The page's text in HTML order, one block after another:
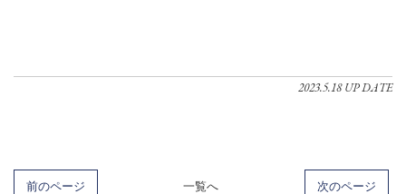
2023.5.18 UP DATE
前のページ 一覧へ 次のページ